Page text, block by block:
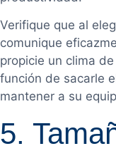
Verifique que al
comunique
propicie un clima
función de sacarle
mantener a su
5.